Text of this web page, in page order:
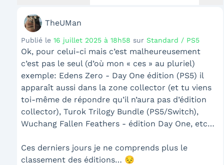
TheUMan
Publié le 16 juillet 2025 à 18h58 sur Standard / PS5
Ok, pour celui-ci mais c’est malheureusement
c’est pas le seul (d’où mon « ces » au pluriel)
exemple: Edens Zero - Day One édition (PS5) il
apparaît aussi dans la zone collector (et tu viens
toi-même de répondre qu’il n’aura pas d’édition
collector), Turok Trilogy Bundle (PS5/Switch),
Wuchang Fallen Feathers - édition Day One, etc…
Ces derniers jours je ne comprends plus le
classement des éditions… 😔